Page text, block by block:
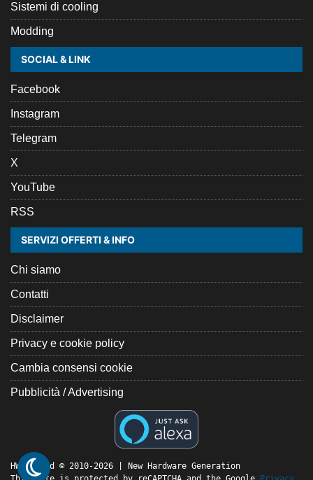
Sistemi di cooling
Modding
SOCIAL & LINK
Facebook
Instagram
Telegram
X
YouTube
RSS
SERVIZI OFFERTI & INFO
Chi siamo
Contatti
Disclaimer
Privacy e cookie policy
Cambia consensi cookie
Pubblicità / Advertising
HW Legend © 2010-2026 | New Hardware Generation